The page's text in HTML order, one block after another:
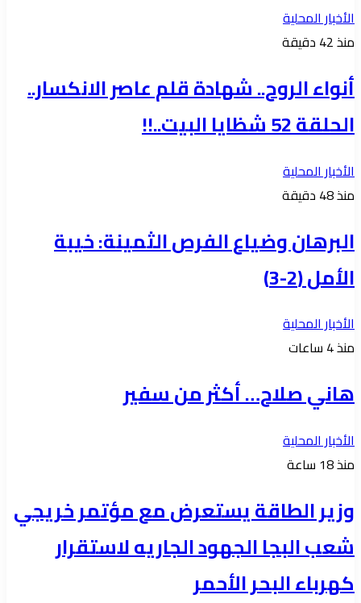
الأخبار المحلية
منذ 42 دقيقة
أنواء الروح.. شهادة قلم عاصر الانكسار..
الحلقة 52 شظايا البيت..!!
الأخبار المحلية
منذ 48 دقيقة
البرهان وضياع الفرص الثمينة: خيبة
الأمل (2-3)
الأخبار المحلية
منذ 4 ساعات
هاني صلاح… أكثر من سفير
الأخبار المحلية
منذ 18 ساعة
وزير الطاقة يستعرض مع مؤتمر خريجي
شعب البجا الجهود الجاريه لاستقرار
كهرباء البحر الأحمر